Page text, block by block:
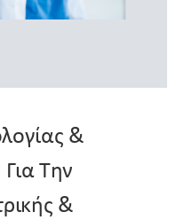
&
Την
&